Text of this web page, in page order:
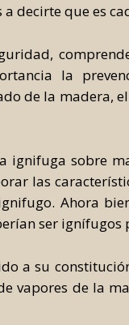
a decirte que es
la
de la madera,
ignifuga sobre
las
Ahora
ser
a su
vapores de la